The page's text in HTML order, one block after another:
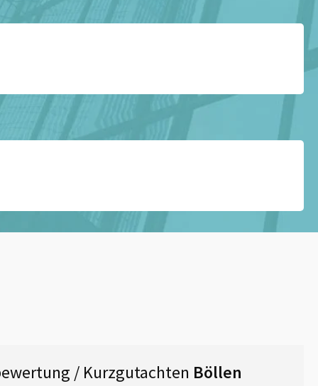
/ Kurzgutachten Böllen